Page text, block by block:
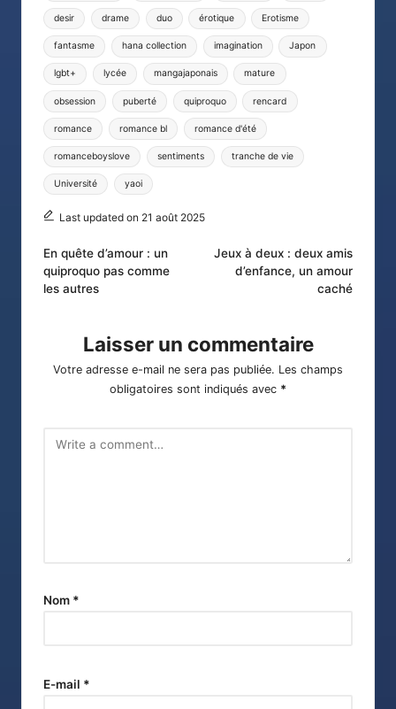
desir drame duo érotique Erotisme
fantasme hana collection imagination Japon
lgbt+ lycée mangajaponais mature
obsession puberté quiproquo rencard
romance romance bl romance d'été
romanceboyslove sentiments tranche de vie
Université yaoi
Last updated on 21 août 2025
Post
navigation
En quête d’amour : un
quiproquo pas comme
les autres
Jeux à deux : deux amis
d’enfance, un amour
caché
Laisser un commentaire
Votre adresse e-mail ne sera pas publiée. Les champs
obligatoires sont indiqués avec *
Nom *
E-mail *